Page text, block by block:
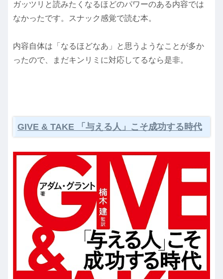
ガッツリと読みたくなるほどのパワーのある内容では
なかったです。スナック感覚で読む本。
内容自体は「なるほどなあ」と思うようなことが多か
ったので、まだキンリミに対応してるなら是非。
GIVE & TAKE 「与える人」こそ成功する時代